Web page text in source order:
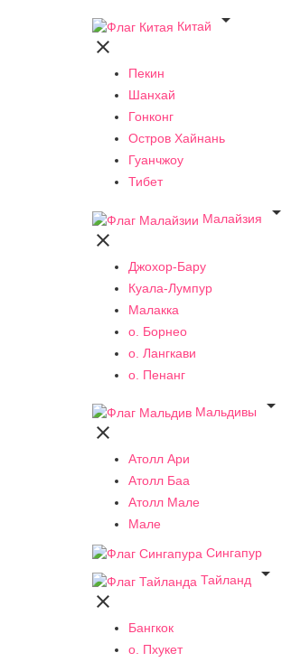
Китай


Пекин
Шанхай
Гонконг
Остров Хайнань
Гуанчжоу
Тибет
Малайзия


Джохор-Бару
Куала-Лумпур
Малакка
о. Борнео
о. Лангкави
о. Пенанг
Мальдивы


Атолл Ари
Атолл Баа
Атолл Мале
Мале
Сингапур
Тайланд


Бангкок
о. Пхукет